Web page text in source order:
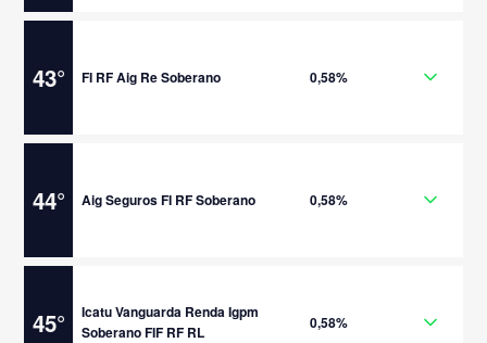
43° FI RF Aig Re Soberano 0,58%
44° Aig Seguros FI RF Soberano 0,58%
45°
Icatu Vanguarda Renda Igpm
Soberano FIF RF RL
0,58%